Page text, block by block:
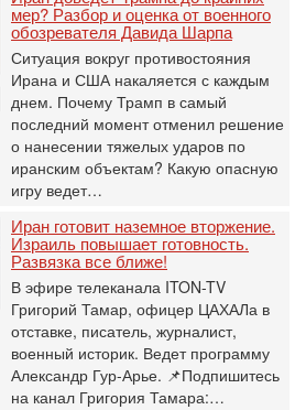
мер? Разбор и оценка от военного
обозревателя Давида Шарпа
Ситуация вокруг противостояния
Ирана и США накаляется с каждым
днем. Почему Трамп в самый
последний момент отменил решение
о нанесении тяжелых ударов по
иранским объектам? Какую опасную
игру ведет…
Иран готовит наземное вторжение.
Израиль повышает готовность.
Развязка все ближе!
В эфире телеканала ITON-TV
Григорий Тамар, офицер ЦАХАЛа в
отставке, писатель, журналист,
военный историк. Ведет программу
Александр Гур-Арье. 📌Подпишитесь
на канал Григория Тамара:…